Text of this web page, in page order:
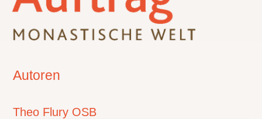
Autoren
Theo Flury OSB